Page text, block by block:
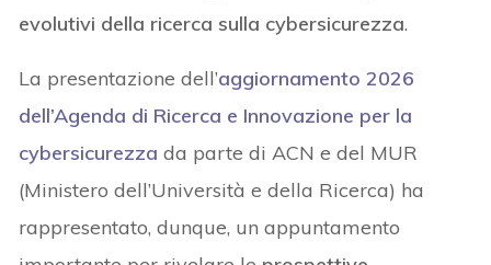
evolutivi della ricerca sulla cybersicurezza.
La presentazione dell’aggiornamento 2026
dell’Agenda di Ricerca e Innovazione per la
cybersicurezza da parte di ACN e del MUR
(Ministero dell’Università e della Ricerca) ha
rappresentato, dunque, un appuntamento